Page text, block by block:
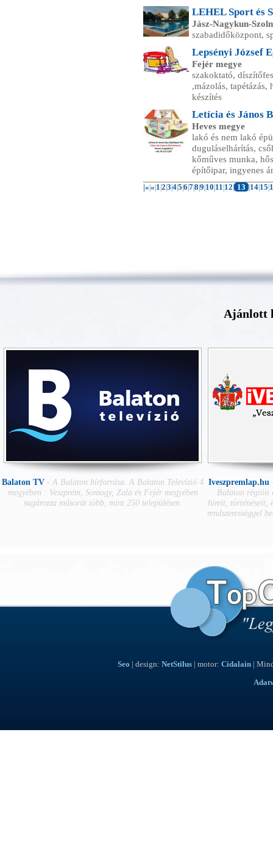
LEHEL Sport és
Jász-Nagykun-
szabadidőközpont,
Lepsényi József
Fejér megye
szakoktató,
,mázolás,
készítés
Letícia és János
Heves megye
lakó és nem lakó
duguláselhárítás,
kőműves munka,
építőipar, ingyenes
|« « 1 2 3 45 6 78 9 10 11 12 13 14 15
Ajánlott
Balaton TV - A Balaton hírforrása. A Balaton Televízió 4
megyében : Veszprém, Somogy, Zala és Fejér megyében
sugározza műsorát több, mint 250 településen.
Iveszpremlap.hu
Balaton régióit
híreit, történéseit,
rendszerességgel
Seo | design: NetStilus | motor: Cidalain |